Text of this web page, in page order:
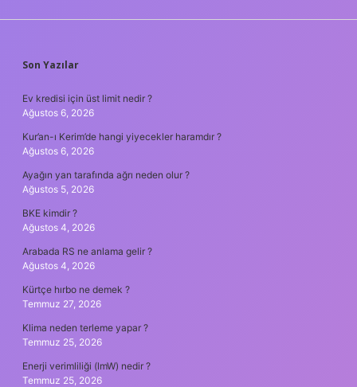
SIDEBAR
Son Yazılar
Ev kredisi için üst limit nedir ?
Ağustos 6, 2026
Kur’an-ı Kerim’de hangi yiyecekler haramdır ?
Ağustos 6, 2026
Ayağın yan tarafında ağrı neden olur ?
Ağustos 5, 2026
BKE kimdir ?
Ağustos 4, 2026
Arabada RS ne anlama gelir ?
Ağustos 4, 2026
Kürtçe hırbo ne demek ?
Temmuz 27, 2026
Klima neden terleme yapar ?
Temmuz 25, 2026
Enerji verimliliği (lmW) nedir ?
Temmuz 25, 2026